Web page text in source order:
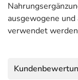
ausgewogene
verwendet